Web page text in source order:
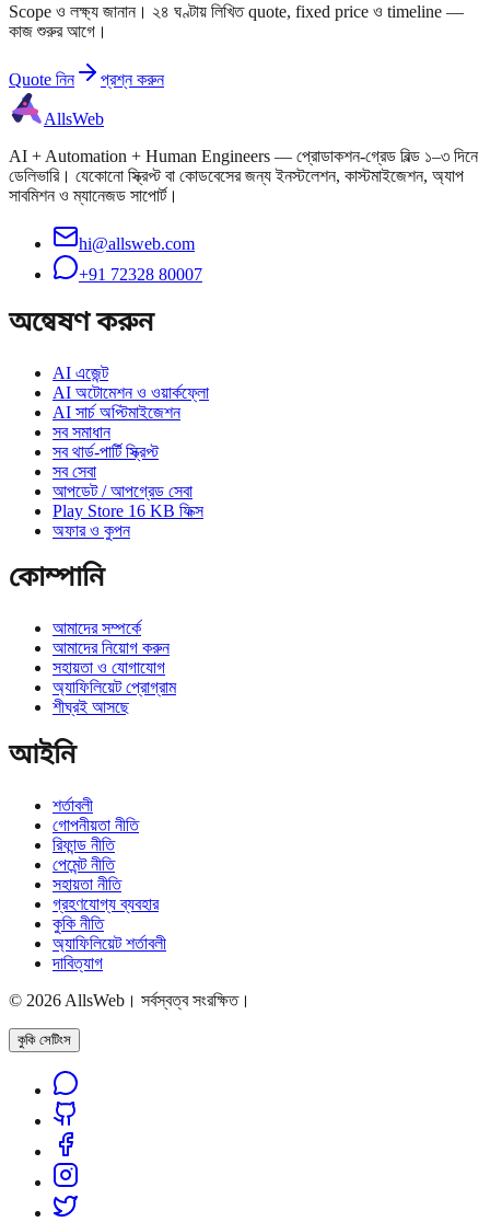
Scope ও লক্ষ্য জানান। ২৪ ঘণ্টায় লিখিত quote, fixed price ও timeline —
কাজ শুরুর আগে।
Quote নিন প্রশ্ন করুন
AllsWeb
AI + Automation + Human Engineers — প্রোডাকশন-গ্রেড বিল্ড ১–৩ দিনে
ডেলিভারি। যেকোনো স্ক্রিপ্ট বা কোডবেসের জন্য ইনস্টলেশন, কাস্টমাইজেশন, অ্যাপ
সাবমিশন ও ম্যানেজড সাপোর্ট।
hi@allsweb.com
+91 72328 80007
অন্বেষণ করুন
AI এজেন্ট
AI অটোমেশন ও ওয়ার্কফ্লো
AI সার্চ অপ্টিমাইজেশন
সব সমাধান
সব থার্ড-পার্টি স্ক্রিপ্ট
সব সেবা
আপডেট / আপগ্রেড সেবা
Play Store 16 KB ফিক্স
অফার ও কুপন
কোম্পানি
আমাদের সম্পর্কে
আমাদের নিয়োগ করুন
সহায়তা ও যোগাযোগ
অ্যাফিলিয়েট প্রোগ্রাম
শীঘ্রই আসছে
আইনি
শর্তাবলী
গোপনীয়তা নীতি
রিফান্ড নীতি
পেমেন্ট নীতি
সহায়তা নীতি
গ্রহণযোগ্য ব্যবহার
কুকি নীতি
অ্যাফিলিয়েট শর্তাবলী
দাবিত্যাগ
© 2026 AllsWeb। সর্বস্বত্ব সংরক্ষিত।
কুকি সেটিংস